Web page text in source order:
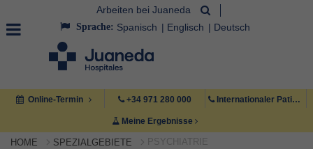
Arbeiten bei Juaneda
Sprache: Spanisch Englisch Deutsch
Online-Termin +34 971 280 000 Internationaler Patient +34 971 222 222
Meine Ergebnisse
HOME SPEZIALGEBIETE PSYCHIATRIE